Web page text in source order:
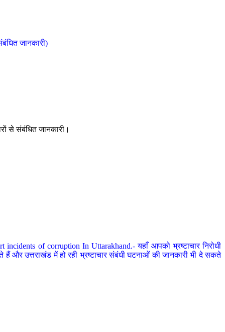
जानकारी)
से संबंधित जानकारी।
of corruption In Uttarakhand.- यहाँ आपको भ्रष्टाचार निरोधी
और उत्तराखंड में हो रही भ्रष्टाचार संबंधी घटनाओं की जानकारी भी दे सकते